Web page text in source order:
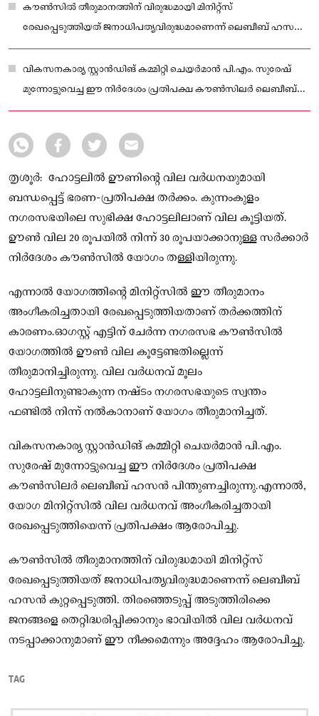
കൗൺസിൽ തീരുമാനത്തിന് വിരുദ്ധമായി മിനിറ്റ്സ്
രേഖപ്പെടുത്തിയത് ജനാധിപത്യവിരുദ്ധമാണെന്ന് ലെബീബ് ഹസൻ
കുറ്റപ്പെടുത്തി.
വികസനകാര്യ സ്റ്റാൻഡിങ് കമ്മിറ്റി ചെയർമാൻ പി.എം. സുരേഷ്
മുന്നോട്ടുവെച്ച ഈ നിർദേശം പ്രതിപക്ഷ കൗൺസിലർ ലെബീബ്
ഹസൻ പിന്തുണച്ചിരുന്നു.
തൃശൂർ: ഹോട്ടലിൽ ഊണിന്റെ വില വർധനയുമായി
ബന്ധപ്പെട്ട് ഭരണ-പ്രതിപക്ഷ തർക്കം. കുന്നംകുളം
നഗരസഭയിലെ സുഭിക്ഷ ഹോട്ടലിലാണ് വില കൂട്ടിയത്.
ഊൺ വില 20 രൂപയിൽ നിന്ന് 30 രൂപയാക്കാനുള്ള സർക്കാർ
നിർദേശം കൗൺസിൽ യോഗം തള്ളിയിരുന്നു.
എന്നാൽ യോഗത്തിന്റെ മിനിറ്റ്സിൽ ഈ തീരുമാനം
അംഗീകരിച്ചതായി രേഖപ്പെടുത്തിയതാണ് തർക്കത്തിന്
കാരണം.ഓഗസ്റ്റ് എട്ടിന് ചേർന്ന നഗരസഭ കൗൺസിൽ
യോഗത്തിൽ ഊൺ വില കൂട്ടേണ്ടതില്ലെന്ന്
തീരുമാനിച്ചിരുന്നു. വില വർധനവ് മൂലം
ഹോട്ടലിനുണ്ടാകുന്ന നഷ്ടം നഗരസഭയുടെ സ്വന്തം
ഫണ്ടിൽ നിന്ന് നൽകാനാണ് യോഗം തീരുമാനിച്ചത്.
വികസനകാര്യ സ്റ്റാൻഡിങ് കമ്മിറ്റി ചെയർമാൻ പി.എം.
സുരേഷ് മുന്നോട്ടുവെച്ച ഈ നിർദേശം പ്രതിപക്ഷ
കൗൺസിലർ ലെബീബ് ഹസൻ പിന്തുണച്ചിരുന്നു.എന്നാൽ,
യോഗ മിനിറ്റ്സിൽ വില വർധനവ് അംഗീകരിച്ചതായി
രേഖപ്പെടുത്തിയെന്ന് പ്രതിപക്ഷം ആരോപിച്ചു.
കൗൺസിൽ തീരുമാനത്തിന് വിരുദ്ധമായി മിനിറ്റ്സ്
രേഖപ്പെടുത്തിയത് ജനാധിപത്യവിരുദ്ധമാണെന്ന് ലെബീബ്
ഹസൻ കുറ്റപ്പെടുത്തി. തിരഞ്ഞെടുപ്പ് അടുത്തിരിക്കെ
ജനങ്ങളെ തെറ്റിദ്ധരിപ്പിക്കാനും ഭാവിയിൽ വില വർധനവ്
നടപ്പാക്കാനുമാണ് ഈ നീക്കമെന്നും അദ്ദേഹം ആരോപിച്ചു.
TAG